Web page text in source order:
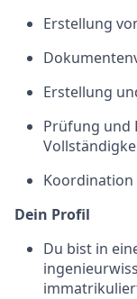
Erstellung
Erstellung
Prüfung und
Dein Profil
Du bist in